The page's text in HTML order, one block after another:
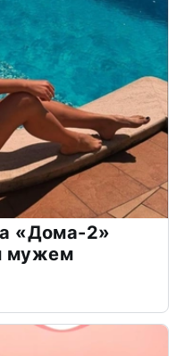
«Дома-2»
мужем